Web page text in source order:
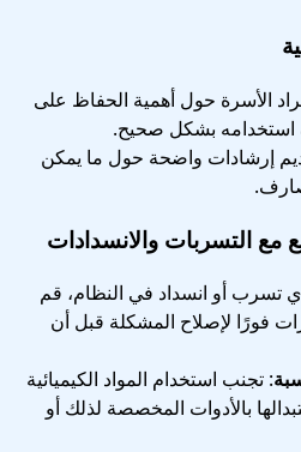
الأسرة حول أهمية الحفاظ على
استخدامه بشكل صحيح.
إرشادات واضحة حول ما يمكن
مع التسربات والانسدادات
تسرب أو انسداد في النظام، قم
فورًا لإصلاح المشكلة قبل أن
: تجنب استخدام المواد الكيميائية
بالأدوات المخصصة لذلك أو